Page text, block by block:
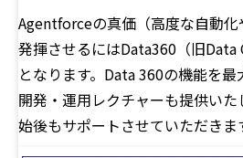
Agentforceの真価（高度な自動
発揮させるにはData360（旧
となります。Data 360の機能を最
開発・運用レクチャーも提供い
始後もサポートさせていただきま